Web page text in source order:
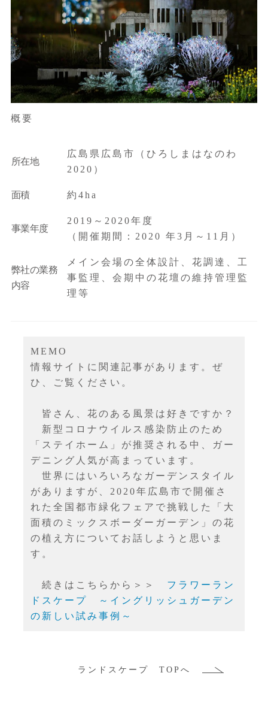
概要
所在地
広島県広島市（ひろしまはなのわ
2020）
面積 約4ha
事業年度
2019～2020年度
（開催期間：2020 年3月～11月）
弊社の業務
内容
メイン会場の全体設計、花調達、工
事監理、会期中の花壇の維持管理監
理等
MEMO
情報サイトに関連記事があります。ぜ
ひ、ご覧ください。
皆さん、花のある風景は好きですか？
新型コロナウイルス感染防止のため
「ステイホーム」が推奨される中、ガー
デニング人気が高まっています。
世界にはいろいろなガーデンスタイル
がありますが、2020年広島市で開催さ
れた全国都市緑化フェアで挑戦した「大
面積のミックスボーダーガーデン」の花
の植え方についてお話しようと思いま
す。
続きはこちらから＞＞ フラワーラン
ドスケープ ～イングリッシュガーデン
の新しい試み事例～
ランドスケープ TOPへ